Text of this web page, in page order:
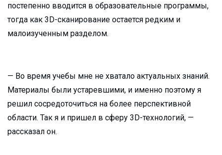
постепенно вводится в образовательные программы,
тогда как 3D-сканирование остается редким и
малоизученным разделом.
— Во время учебы мне не хватало актуальных знаний.
Материалы были устаревшими, и именно поэтому я
решил сосредоточиться на более перспективной
области. Так я и пришел в сферу 3D-технологий, —
рассказал он.